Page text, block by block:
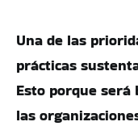
Una de las
prácticas
Esto porque
las